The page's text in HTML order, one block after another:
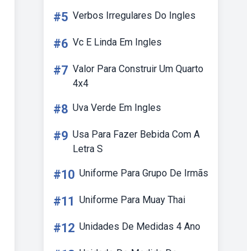
#5 Verbos Irregulares Do Ingles
#6 Vc E Linda Em Ingles
#7 Valor Para Construir Um Quarto
4x4
#8 Uva Verde Em Ingles
#9 Usa Para Fazer Bebida Com A
Letra S
#10 Uniforme Para Grupo De Irmãs
#11 Uniforme Para Muay Thai
#12 Unidades De Medidas 4 Ano